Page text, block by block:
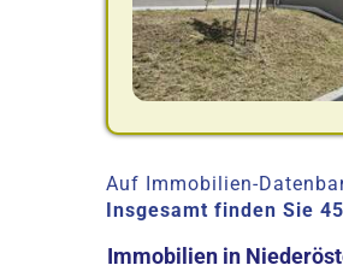
Auf Immobilien-
Insgesamt finden Sie
Immobilien in